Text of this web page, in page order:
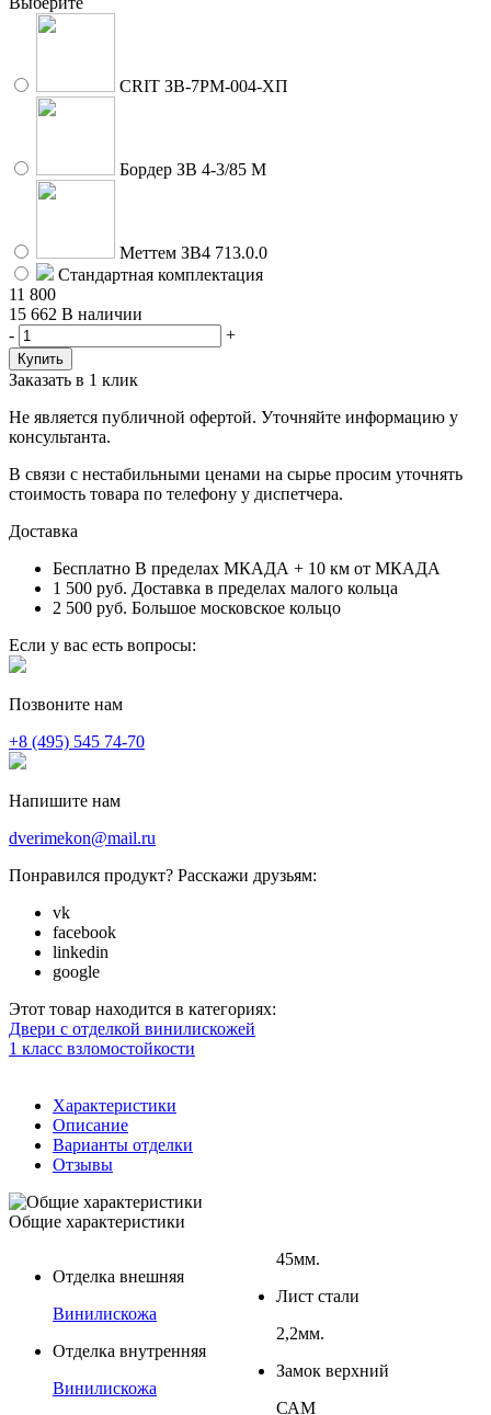
CRIT ЗВ-7РМ-004-ХП
Бордер ЗВ 4-3/85 М
Меттем ЗВ4 713.0.0
Стандартная комплектация
11 800
15 662 В наличии
-
+
Заказать в 1 клик
Не является публичной офертой. Уточняйте информацию у
консультанта.
В связи с нестабильными ценами на сырье просим уточнять
стоимость товара по телефону у диспетчера.
Доставка
Бесплатно В пределах МКАДА + 10 км от МКАДА
1 500 руб. Доставка в пределах малого кольца
2 500 руб. Большое московское кольцо
Если у вас есть вопросы:
Позвоните нам
+8 (495) 545 74-70
Напишите нам
dverimekon@mail.ru
Понравился продукт? Расскажи друзьям:
vk
facebook
linkedin
google
Этот товар находится в категориях:
Двери с отделкой винилискожей
1 класс взломостойкости
Характеристики
Описание
Варианты отделки
Отзывы
Общие характеристики
Отделка внешняя
Винилискожа
Отделка внутренняя
Винилискожа
45мм.
Лист стали
2,2мм.
Замок верхний
САМ